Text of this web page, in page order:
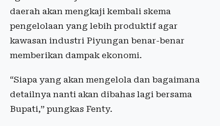
daerah akan mengkaji kembali skema
pengelolaan yang lebih produktif agar
kawasan industri Piyungan benar-benar
memberikan dampak ekonomi.
“Siapa yang akan mengelola dan bagaimana
detailnya nanti akan dibahas lagi bersama
Bupati,” pungkas Fenty.